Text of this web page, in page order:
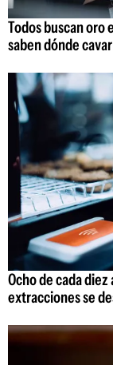
Todos buscan
saben dónde cavar
Ocho de cada
extracciones se